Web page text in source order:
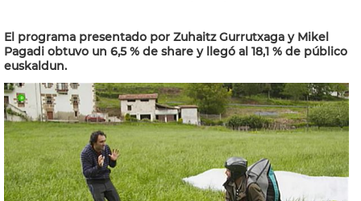
El programa presentado por Zuhaitz Gurrutxaga y Mikel
Pagadi obtuvo un 6,5 % de share y llegó al 18,1 % de público
euskaldun.